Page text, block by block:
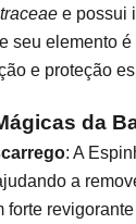
e possui
seu elemento
e proteção
da
: A
a
forte